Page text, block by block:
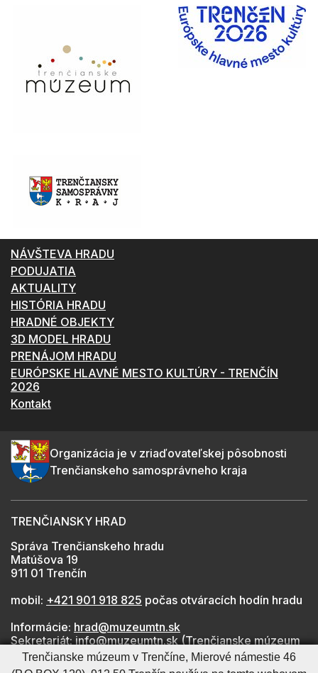
NÁVŠTEVA HRADU
PODUJATIA
AKTUALITY
HISTÓRIA HRADU
HRADNÉ OBJEKTY
3D MODEL HRADU
PRENÁJOM HRADU
EURÓPSKE HLAVNÉ MESTO KULTÚRY - TRENČÍN
2026
Kontakt
Organizácia je v zriaďovateľskej pôsobnosti
Trenčianskeho samosprávneho kraja
TRENČIANSKY HRAD
Správa Trenčianskeho hradu
Matúšova 19
911 01 Trenčín
mobil: +421 901 918 825 počas otváracích hodín hradu
Informácie: hrad@muzeumtn.sk
Sekretariát: info@muzeumtn.sk(Trenčianske múzeum
v Trenčíne)
Médiá: marketing@muzeumtn.sk
Trenčianske múzeum v Trenčíne, Mierové námestie 46